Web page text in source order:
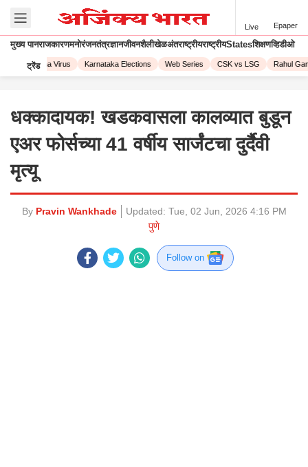
Live Epaper
मुख्य पानराजकारणमनोरंजनतंत्रज्ञानजीवनशैलीखेळअंतराष्ट्रीयराष्ट्रीयStatesशिक्षणव्हिडीओ
ट्रेंड
Corona Virus Karnataka Elections Web Series CSK vs LSG Rahul
धक्कादायक! खडकवासला कालव्यात बुडून
एअर फोर्सच्या 41 वर्षीय सार्जंटचा दुर्दैवी
मृत्यू
By Pravin Wankhade Updated: Tue, 02 Jun, 2026 4:16 PM
पुणे
Follow on